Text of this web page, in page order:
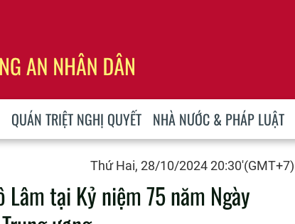
QUÁN TRIỆT NGHỊ QUYẾT NHÀ NƯỚC & PHÁP LUẬT
Thứ Hai, 28/10/2024 20:30'(GMT+7)
tại Kỷ niệm 75 năm Ngày